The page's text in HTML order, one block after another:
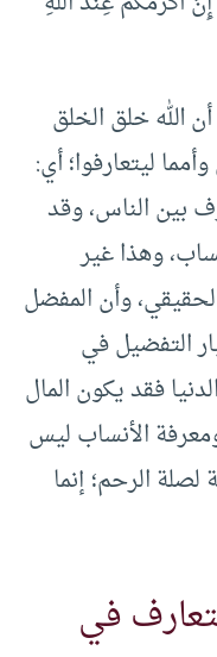
الله خلق الخلق
ليتعارفوا؛ أي:
بين الناس، وقد
وهذا غير
وأن المفضل
التفضيل في
فقد يكون المال
الأنساب ليس
الرحم؛ إنما
في